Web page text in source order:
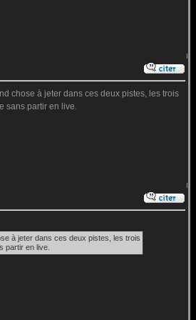
chose à jeter dans ces deux pistes, les trois
sans partir en live.
à jeter dans ces deux pistes, les trois
partir en live.